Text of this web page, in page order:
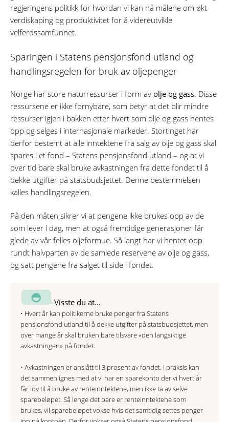
regjeringens politikk for hvordan vi kan nå målene om økt
verdiskaping og produktivitet for å videreutvikle
velferdssamfunnet.
Sparingen i Statens pensjonsfond utland og
handlingsregelen for bruk av oljepenger
Norge har store naturressurser i form av olje og gass. Disse
ressursene er ikke fornybare, som betyr at det blir mindre
ressurser igjen i bakken etter hvert som olje og gass hentes
opp og selges i internasjonale markeder. Stortinget har
derfor bestemt at alle inntektene fra salg av olje og gass skal
spares i et fond – Statens pensjonsfond utland – og at vi
over tid bare skal bruke avkastningen fra dette fondet til å
dekke utgifter på statsbudsjettet. Denne bestemmelsen
kalles handlingsregelen.
På den måten sikrer vi at pengene ikke brukes opp av de
som lever i dag, men at også fremtidige generasjoner får
glede av vår felles oljeformue. Så langt har vi hentet opp
rundt halvparten av de samlede reservene av olje og gass,
og satt pengene fra salget til side i fondet.
Visste du at...
• Hvert år kan politikerne bruke penger fra Statens
pensjonsfond utland til å dekke utgifter på statsbudsjettet, men
over mange år skal bruken bare tilsvare «den langsiktige
avkastningen» på fondet.
• Avkastningen er anslått til 3 prosent av fondet. I praksis kan
det sammenlignes med at vi har en sparekonto der vi hvert år
får lov til å bruke av renteinntektene, men ikke ta av selve
sparebeløpet. Så lenge det bare er renteinntektene som
brukes, vil sparebeløpet vokse hvis det samtidig settes penger